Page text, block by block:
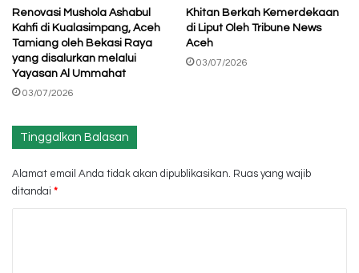
Renovasi Mushola Ashabul
Kahfi di Kualasimpang, Aceh
Tamiang oleh Bekasi Raya
yang disalurkan melalui
Yayasan Al Ummahat
03/07/2026
Khitan Berkah Kemerdekaan
di Liput Oleh Tribune News
Aceh
03/07/2026
Tinggalkan Balasan
Alamat email Anda tidak akan dipublikasikan. Ruas yang wajib
ditandai *